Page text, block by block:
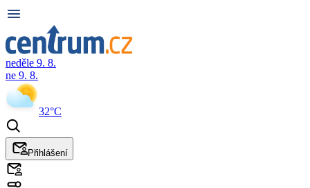
neděle 9. 8.
ne 9. 8.
32°C
Přihlášení